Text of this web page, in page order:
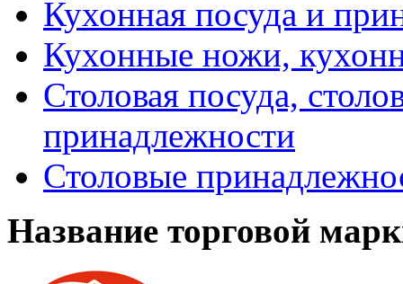
Кухонная посуда и
Кухонные ножи,
Столовая посуда,
принадлежности
Столовые
Название торговой